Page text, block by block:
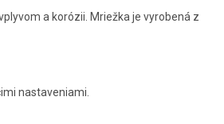
a korózii. Mriežka je vyrobená z
nastaveniami.